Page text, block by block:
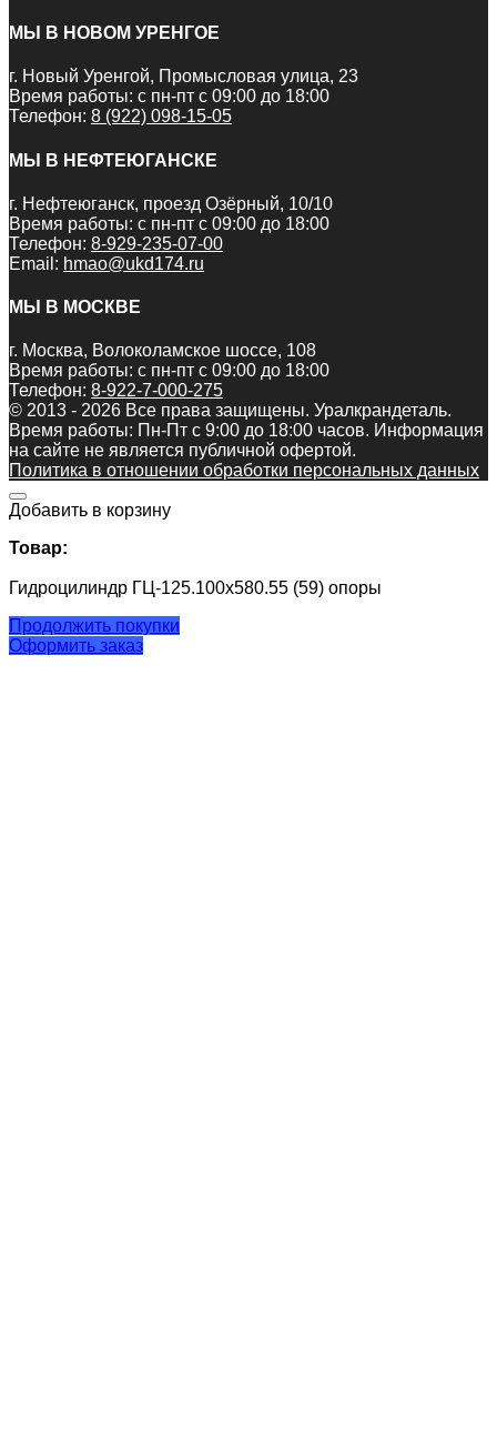
МЫ В НОВОМ УРЕНГОЕ
г. Новый Уренгой, Промысловая улица, 23
Время работы: с пн-пт с 09:00 до 18:00
Телефон: 8 (922) 098-15-05
МЫ В НЕФТЕЮГАНСКЕ
г. Нефтеюганск, проезд Озёрный, 10/10
Время работы: с пн-пт с 09:00 до 18:00
Телефон: 8-929-235-07-00
Email: hmao@ukd174.ru
МЫ В МОСКВЕ
г. Москва, Волоколамское шоссе, 108
Время работы: с пн-пт с 09:00 до 18:00
Телефон: 8-922-7-000-275
© 2013 - 2026 Все права защищены. Уралкрандеталь.
Время работы: Пн-Пт c 9:00 до 18:00 часов. Информация
на сайте не является публичной офертой.
Политика в отношении обработки персональных данных
Добавить в корзину
Товар:
Гидроцилиндр ГЦ-125.100х580.55 (59) опоры
Продолжить покупки
Оформить заказ